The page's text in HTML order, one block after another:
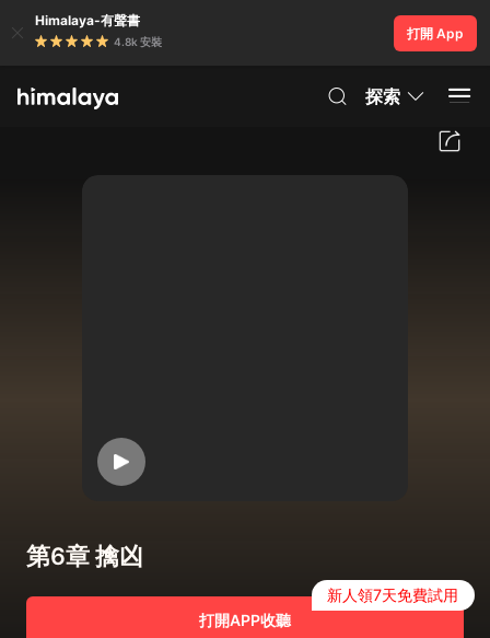
Himalaya-有聲書
4.8k 安裝
打開 App
探索
第6章 擒凶
打開APP收聽
新人領7天免費試用